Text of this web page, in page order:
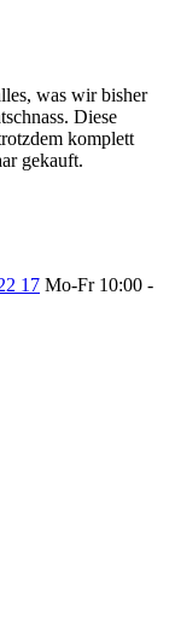
was wir bisher
Diese
komplett
gekauft.
17 Mo-Fr 10:00 -